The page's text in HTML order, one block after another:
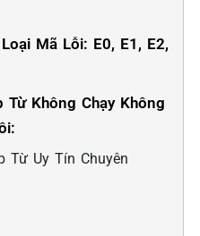
Mã Lỗi: E0, E1, E2,
Từ Không Chạy Không
Từ Uy Tín Chuyên